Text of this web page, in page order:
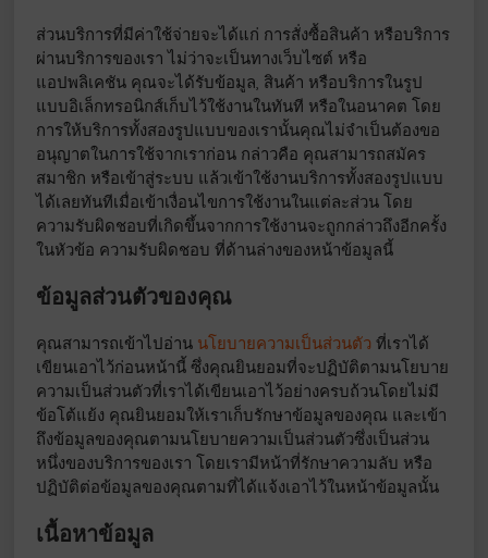
ส่วนบริการที่มีค่าใช้จ่ายจะได้แก่ การสั่งซื้อสินค้า หรือบริการ
ผ่านบริการของเรา ไม่ว่าจะเป็นทางเว็บไซต์ หรือ
แอปพลิเคชัน คุณจะได้รับข้อมูล, สินค้า หรือบริการในรูป
แบบอิเล็กทรอนิกส์เก็บไว้ใช้งานในทันที หรือในอนาคต โดย
การให้บริการทั้งสองรูปแบบของเรานั้นคุณไม่จำเป็นต้องขอ
อนุญาตในการใช้จากเราก่อน กล่าวคือ คุณสามารถสมัคร
สมาชิก หรือเข้าสู่ระบบ แล้วเข้าใช้งานบริการทั้งสองรูปแบบ
ได้เลยทันทีเมื่อเข้าเงื่อนไขการใช้งานในแต่ละส่วน โดย
ความรับผิดชอบที่เกิดขึ้นจากการใช้งานจะถูกกล่าวถึงอีกครั้ง
ในหัวข้อ ความรับผิดชอบ ที่ด้านล่างของหน้าข้อมูลนี้
ข้อมูลส่วนตัวของคุณ
คุณสามารถเข้าไปอ่าน นโยบายความเป็นส่วนตัว ที่เราได้
เขียนเอาไว้ก่อนหน้านี้ ซึ่งคุณยินยอมที่จะปฏิบัติตามนโยบาย
ความเป็นส่วนตัวที่เราได้เขียนเอาไว้อย่างครบถ้วนโดยไม่มี
ข้อโต้แย้ง คุณยินยอมให้เราเก็บรักษาข้อมูลของคุณ และเข้า
ถึงข้อมูลของคุณตามนโยบายความเป็นส่วนตัวซึ่งเป็นส่วน
หนึ่งของบริการของเรา โดยเรามีหน้าที่รักษาความลับ หรือ
ปฏิบัติต่อข้อมูลของคุณตามที่ได้แจ้งเอาไว้ในหน้าข้อมูลนั้น
เนื้อหาข้อมูล